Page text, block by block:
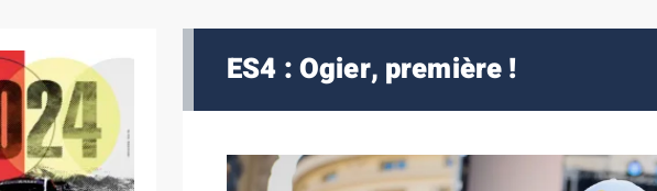
ES4 : Ogier, première !